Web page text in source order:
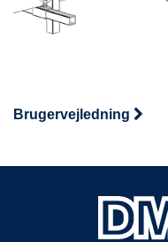
Brugervejledning